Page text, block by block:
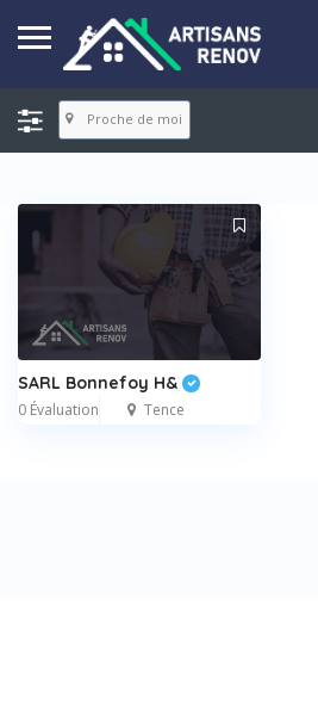
Proche de moi
SARL Bonnefoy H&
0 Évaluation Tence